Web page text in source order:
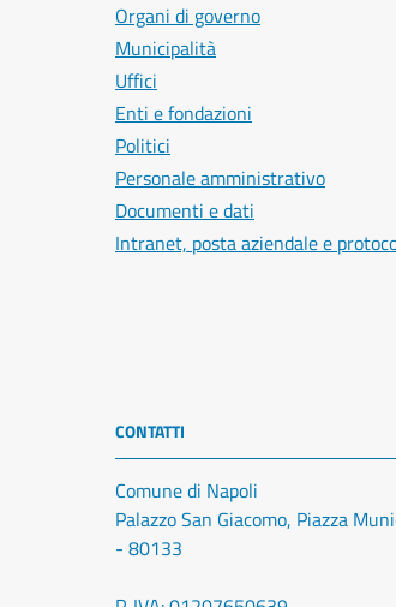
Organi di governo
Municipalità
Uffici
Enti e fondazioni
Politici
Personale amministrativo
Documenti e dati
Intranet, posta aziendale e
CONTATTI
Comune di Napoli
Palazzo San Giacomo, Piazza
- 80133